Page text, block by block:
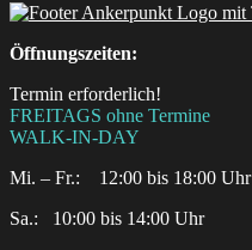
Öffnungszeiten:
Termin erforderlich!
FREITAGS ohne Termine
WALK-IN-DAY
Mi. – Fr.: 12:00 bis 18:00 Uhr
Sa.:‎ ‎ ‎ ‎10:00 bis 14:00 Uhr